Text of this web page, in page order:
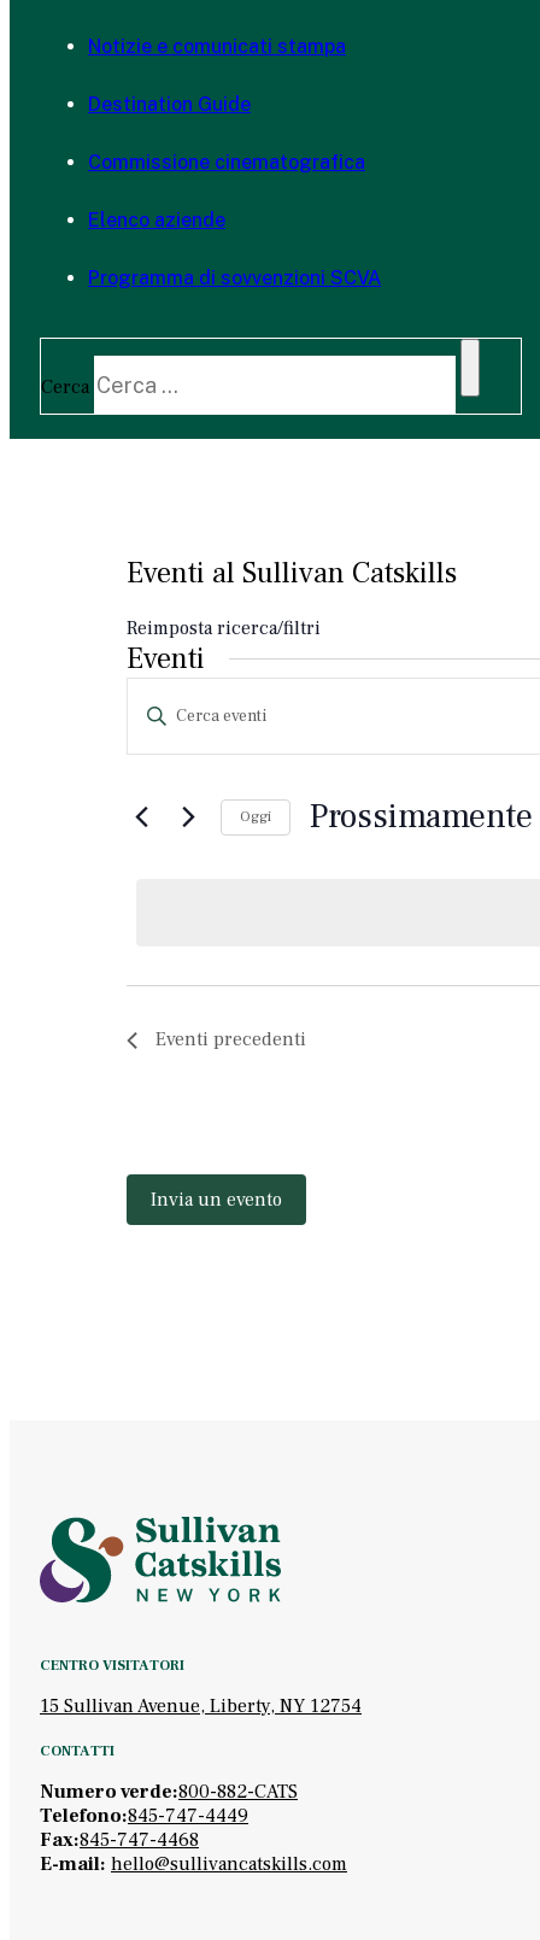
Notizie e comunicati stampa
Destination Guide
Commissione cinematografica
Elenco aziende
Programma di sovvenzioni SCVA
Cerca
Eventi al Sullivan Catskills
Reimposta ricerca/filtri
Eventi
Ricerca
eventi
navigazione
Inserisci
parola
chiave.
eventi
per
Oggi Prossimamente
Eventi precedenti
Invia un evento
CENTRO VISITATORI
15 Sullivan Avenue, Liberty, NY 12754
CONTATTI
Numero verde:800-882-CATS
Telefono:845-747-4449
Fax:845-747-4468
E-mail: hello@sullivancatskills.com